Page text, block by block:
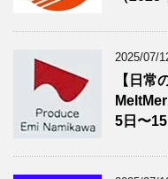
2025/07/
【日常
5日〜15